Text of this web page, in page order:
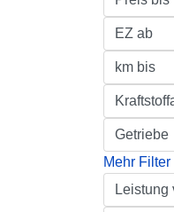
Mehr Filter